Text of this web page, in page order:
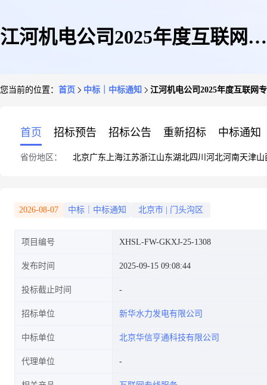
江河机电公司2025年度互联网专
您当前的位置： 首页 中标｜中标通知 江河机电公司2025年度互联网
首页 招标预告 招标公告 重新招标 中标通知
省份地区： 北京广东 上海江苏浙江山东湖北四川 河北河南天津山
2026-08-07 中标｜中标通知 北京市 门头沟区
项目编号 XHSL-FW-GKXJ-25-1308
发布时间 2025-09-15 09:08:44
投标截止时间
招标单位 新华水力发电有限公司
中标单位 北京华信亨通科技有限公司
代理单位